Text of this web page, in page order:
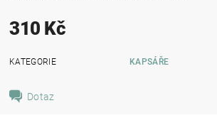
310 Kč
KATEGORIE KAPSÁŘE
Dotaz